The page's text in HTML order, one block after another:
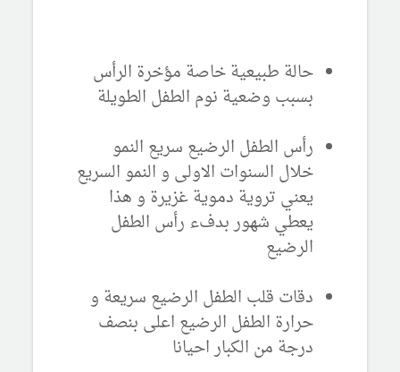
حالة طبيعية خاصة مؤخرة الرأس
بسبب وضعية نوم الطفل الطويلة
رأس الطفل الرضيع سريع النمو
خلال السنوات الاولى و النمو السريع
يعني تروية دموية غزيرة و هذا
يعطي شهور بدفء رأس الطفل
الرضيع
دقات قلب الطفل الرضيع سريعة و
حرارة الطفل الرضيع اعلى بنصف
درجة من الكبار احيانا